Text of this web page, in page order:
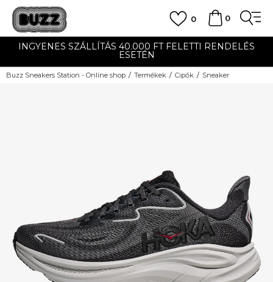
0
0
INGYENES SZÁLLÍTÁS 40.000 FT FELETTI RENDELÉS
ESETÉN
Buzz Sneakers Station - Online shop Termékek Cipők Sneaker